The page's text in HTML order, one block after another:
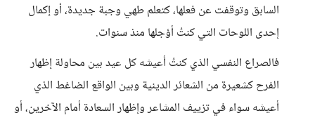
السابق وتوقفت عن فعلها، كتعلم طهي وجبة جديدة، أو إكمال
إحدى اللوحات التي كنتُ أؤجلها منذ سنوات.
فالصراع النفسي الذي كنتُ أعيشه كل عيد بين محاولة إظهار
الفرح كشعيرة من الشعائر الدينية وبين الواقع الضاغط الذي
أعيشه سواء في تزييف المشاعر وإظهار السعادة أمام الآخرين، أو